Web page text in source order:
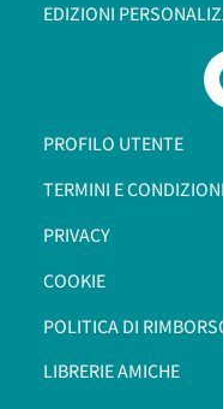
EDIZIONI
PROFILO UTENTE
TERMINI E CONDIZIONI
PRIVACY
COOKIE
POLITICA DI
LIBRERIE AMICHE